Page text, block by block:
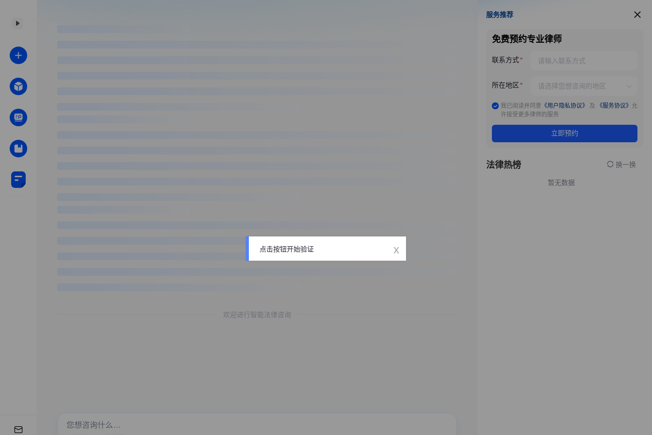
欢迎进行智能法律咨询
服务推荐
服务推荐
免费预约专业律师
联系方式
所在地区
我已阅读并同意 《用户隐私协议》 及 《服务协议》 允
许接受更多律师的服务
立即预约
法律热榜 换一换
暂无数据
点击按钮开始验证 x